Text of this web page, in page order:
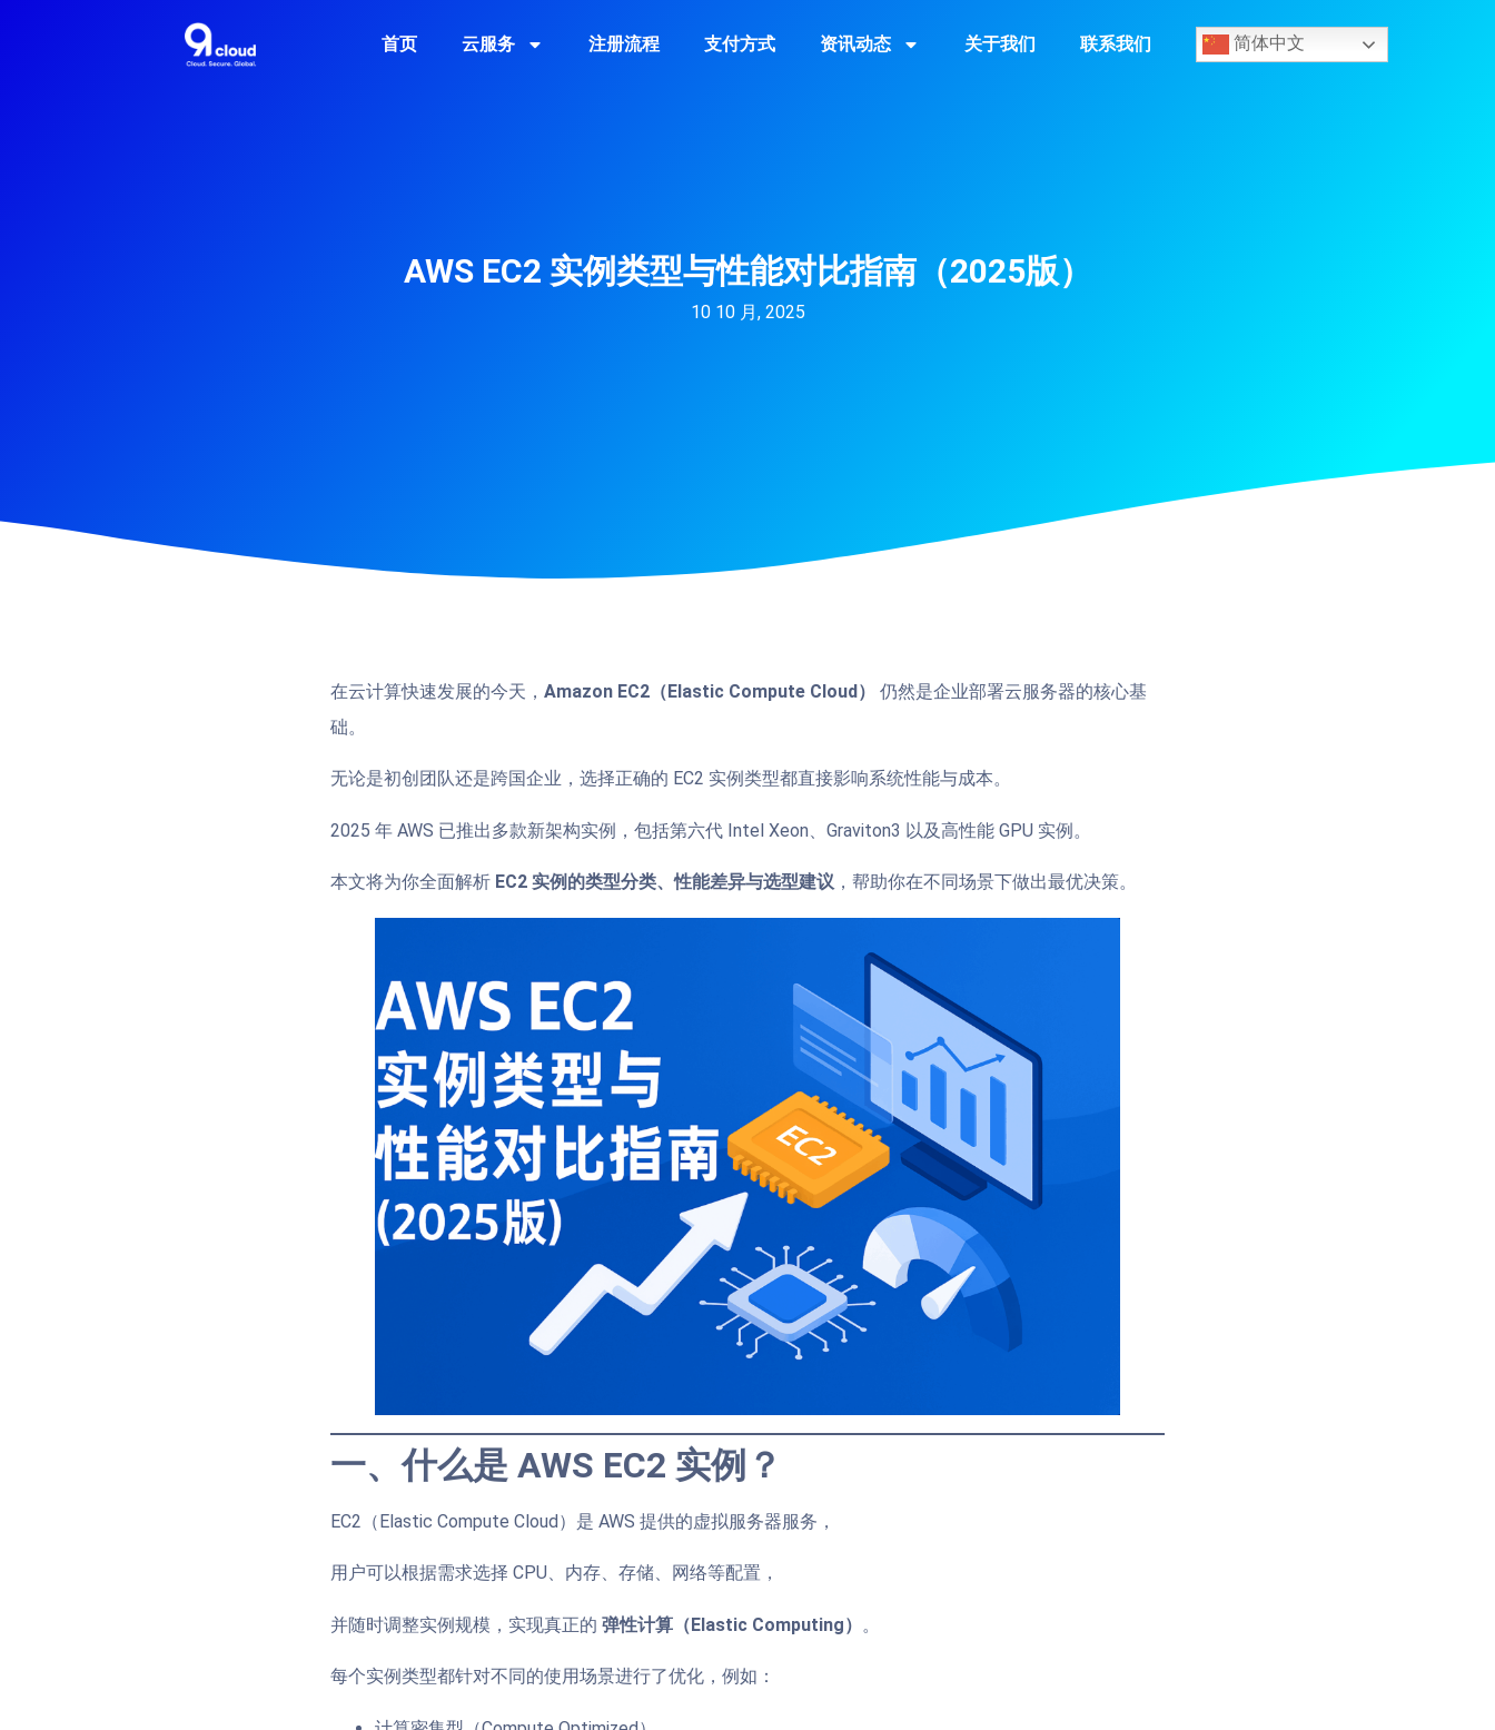
首页 云服务 注册流程 支付方式 资讯动态 关于我们 联系我们 简体中文
AWS EC2 实例类型与性能对比指南（2025版）
10 10 月, 2025
在云计算快速发展的今天， Amazon EC2（Elastic Compute Cloud）
仍然是企业部署云服务器的核心基
础。
无论是初创团队还是跨国企业，选择正确的 EC2 实例类型都直接影响系统性能与成本。
2025 年 AWS 已推出多款新架构实例，包括第六代 Intel Xeon、Graviton3 以及高性能 GPU 实例。
本文将为你全面解析 EC2 实例的类型分类、性能差异与选型建议 ，帮助你在不同场景下做出最优决策。
一、什么是 AWS EC2 实例？
EC2（Elastic Compute Cloud）是 AWS 提供的虚拟服务器服务，
用户可以根据需求选择 CPU、内存、存储、网络等配置，
并随时调整实例规模，实现真正的 弹性计算（Elastic Computing） 。
每个实例类型都针对不同的使用场景进行了优化，例如：